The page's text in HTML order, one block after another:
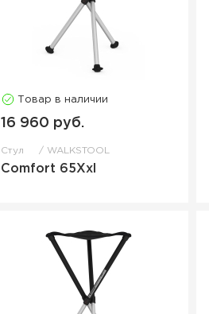
Товар в наличии
16 960 руб.
Стул WALKSTOOL
Comfort 65Xxl